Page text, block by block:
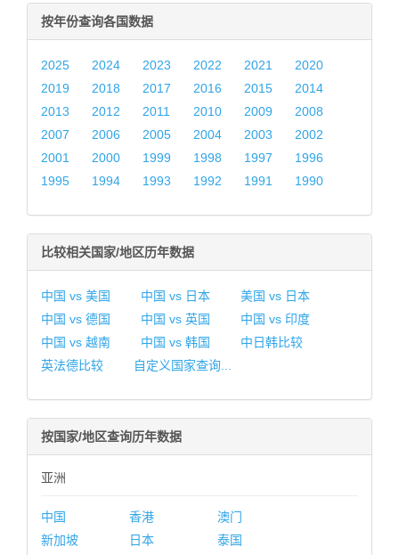
按年份查询各国数据
2025 2024 2023 2022 2021
2020
2019
2018 2017 2016 2015
2014
2013
2012 2011 2010 2009
2008
2007
2006 2005 2004 2003
2002
2001
2000 1999 1998 1997
1996
1995
1994 1993 1992 1991 1990
比较相关国家/地区历年数据
中国 vs 美国 中国 vs 日本
美国 vs 日本
中国 vs 德国
中国 vs 英国
中国 vs 印度
中国 vs 越南
中国 vs 韩国
中日韩比较
英法德比较
自定义国家查询...
按国家/地区查询历年数据
亚洲
中国 香港
澳门
新加坡
日本
泰国